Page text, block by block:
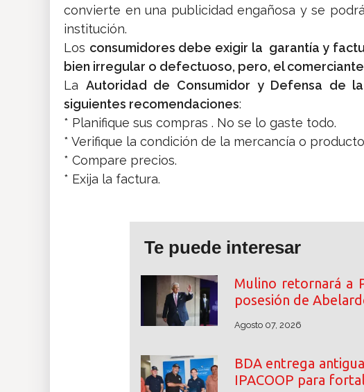
convierte en una publicidad engañosa y se
institución.
Los consumidores debe exigir la garantía y
bien irregular o defectuoso, pero, el
La Autoridad de Consumidor y Defensa de la
siguientes recomendaciones:
* Planifique sus compras . No se lo gaste todo.
* Verifique la condición de la mercancía o
* Compare precios.
* Exija la factura.
Te puede interesar
Mulino retornará a
posesión de
Agosto 07, 2026
BDA entrega
IPACOOP para